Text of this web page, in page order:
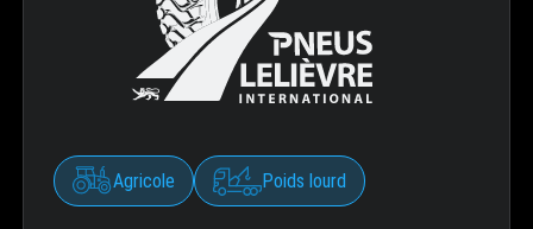
Agricole Poids lourd